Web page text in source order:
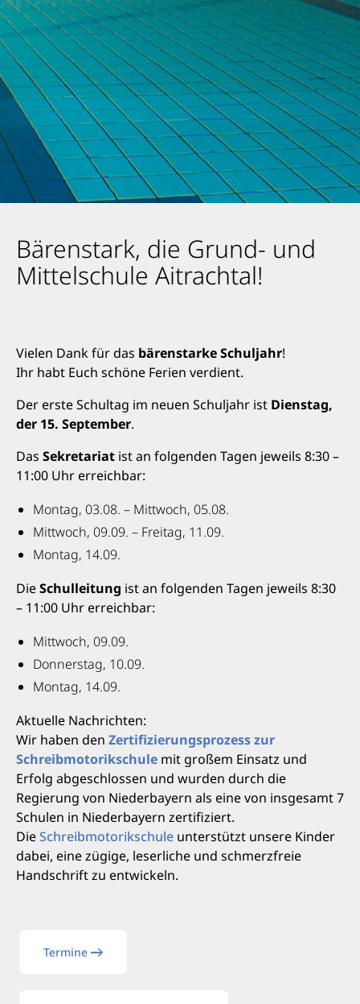
Bärenstark, die Grund- und
Mittelschule Aitrachtal!
Vielen Dank für das bärenstarke Schuljahr!
Ihr habt Euch schöne Ferien verdient.
Der erste Schultag im neuen Schuljahr ist Dienstag,
der 15. September.
Das Sekretariat ist an folgenden Tagen jeweils 8:30 –
11:00 Uhr erreichbar:
Montag, 03.08. – Mittwoch, 05.08.
Mittwoch, 09.09. – Freitag, 11.09.
Montag, 14.09.
DieSchulleitung ist an folgenden Tagen jeweils 8:30
– 11:00 Uhr erreichbar:
Mittwoch, 09.09.
Donnerstag, 10.09.
Montag, 14.09.
Aktuelle Nachrichten:
Wir haben den Zertifizierungsprozess zur
Schreibmotorikschule mit großem Einsatz und
Erfolg abgeschlossen und wurden durch die
Regierung von Niederbayern als eine von insgesamt 7
Schulen in Niederbayern zertifiziert.
DieSchreibmotorikschule unterstützt unsere Kinder
dabei, eine zügige, leserliche und schmerzfreie
Handschrift zu entwickeln.
Termine